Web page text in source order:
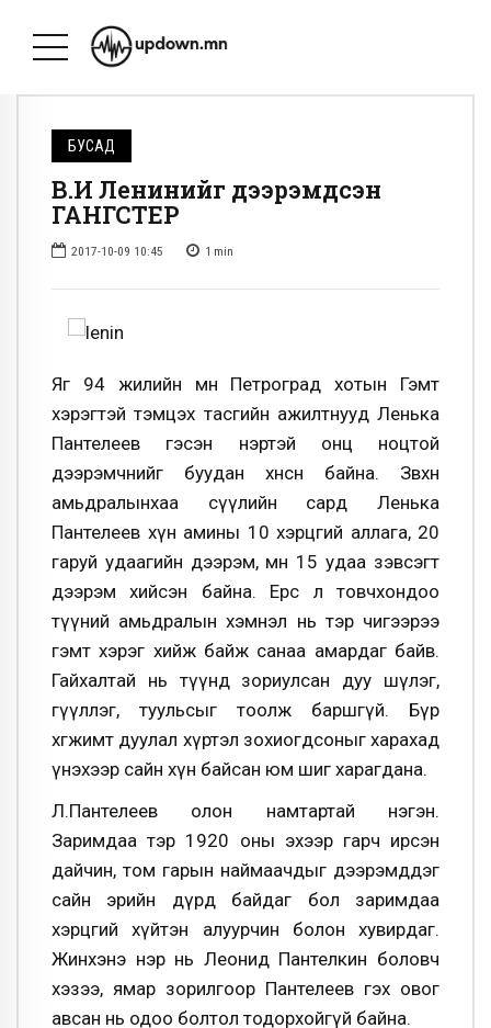
БУСАД
В.И Ленинийг дээрэмдсэн
ГАНГСТЕР
2017-10-09 10:45 1 min
Яг 94 жилийн өмнө Петроград хотын Гэмт
хэрэг­тэй тэмцэх тасгийн ажилтнууд Ленька
Пантелеев гэсэн нэртэй онц ноцтой
дээрэмчнийг буудан хөнөөсөн байна. Зөвхөн
амьдралынхаа сүүлийн сард Ленька
Пантелеев хүн амины 10 хэрцгий аллага, 20
гаруй удаагийн дээрэм, мөн 15 удаа зэвсэгт
дээрэм хийсэн байна. Ерөөсөө л товчхондоо
түүний амьдралын хэмнэл нь тэр чигээрээ
гэмт хэрэг хийж байж санаа амардаг байв.
Гайхалтай нь түүнд зориулсан дуу шүлэг,
өгүүллэг, туульсыг тоолж баршгүй. Бүр
хөгжимт дуулал хүртэл зохиогдсоныг харахад
үнэхээр сайн хүн байсан юм шиг харагдана.
Л.Пантелеев олон намтартай нэгэн.
Заримдаа тэр 1920 оны эхээр гарч ирсэн
дайчин, том гарын наймаачдыг дээрэмддэг
сайн эрийн дүрд байдаг бол заримдаа
хэрцгий хүйтэн алуурчин болон хувирдаг.
Жинхэнэ нэр нь Леонид Пантелкин боловч
хэзээ, ямар зорилгоор Пантелеев гэх овог
авсан нь одоо болтол тодорхойгүй байна.